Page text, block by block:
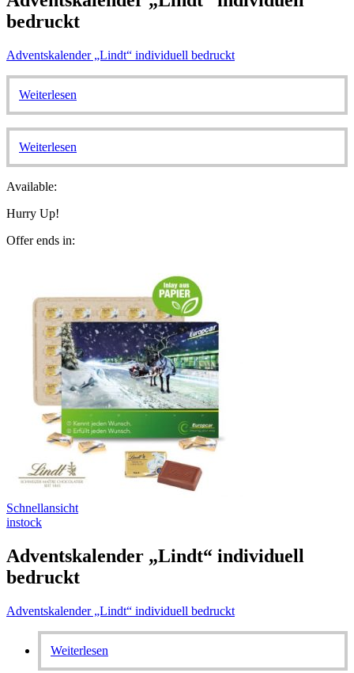
bedruckt
Adventskalender „Lindt“ individuell bedruckt
Weiterlesen
Weiterlesen
Available:
Hurry Up!
Offer ends in:
Schnellansicht
instock
Adventskalender „Lindt“ individuell
bedruckt
Adventskalender „Lindt“ individuell bedruckt
Weiterlesen